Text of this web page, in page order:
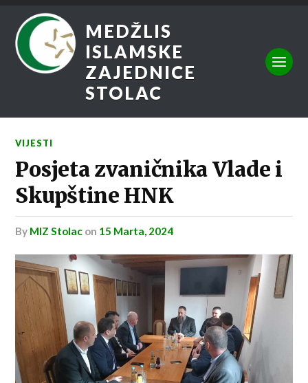
MEDŽLIS
ISLAMSKE
ZAJEDNICE
STOLAC
VIJESTI
Posjeta zvaničnika Vlade i
Skupštine HNK
by MIZ Stolac on 15 Marta, 2024